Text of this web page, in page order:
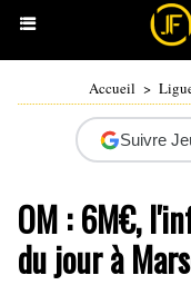
Accueil >
Suivre
OM : 6M€,
du jour à